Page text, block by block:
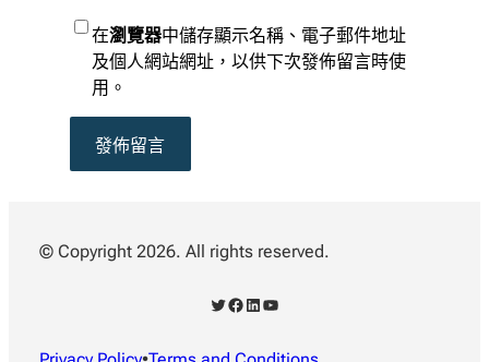
在瀏覽器中儲存顯示名稱、電子郵件地址
及個人網站網址，以供下次發佈留言時使
用。
© Copyright 2026. All rights reserved.
X Facebook LinkedIn YouTube